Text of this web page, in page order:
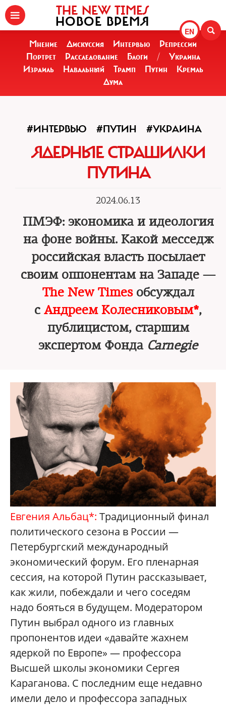
EN
THE NEW TIMES
НОВОЕ ВРЕМЯ
Мнение Дискуссия Интервью
Репрессии
Портрет
Расследование Блоги /
Украина
Израиль
Навальный Трамп Путин
Кремль
Дума
#ИНТЕРВЬЮ #ПУТИН #УКРАИНА
ЯДЕРНЫЕ СТРАШИЛКИ
ПУТИНА
2024.06.13
ПМЭФ: экономика и идеология
на фоне войны. Какой месседж
российская власть посылает
своим оппонентам на Западе —
The New Times обсуждал
с Андреем Колесниковым*,
публицистом, старшим
экспертом Фонда Carnegie
Евгения Альбац*: Традиционный финал
политического сезона в России —
Петербургский международный
экономический форум. Его пленарная
сессия, на которой Путин рассказывает,
как жили, побеждали и чего соседям
надо бояться в будущем. Модератором
Путин выбрал одного из главных
пропонентов идеи «давайте жахнем
ядеркой по Европе» — профессора
Высшей школы экономики Сергея
Караганова. С последним еще недавно
имели дело и профессора западных